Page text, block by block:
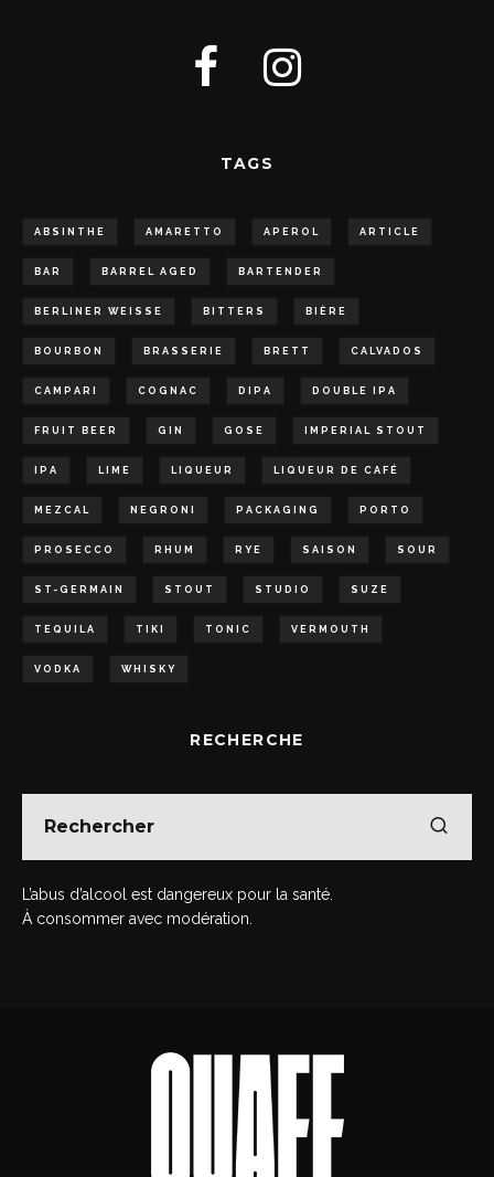
TAGS
ABSINTHE AMARETTO APEROL ARTICLE
BAR BARREL AGED BARTENDER
BERLINER WEISSE BITTERS BIÈRE
BOURBON BRASSERIE BRETT CALVADOS
CAMPARI COGNAC DIPA DOUBLE IPA
FRUIT BEER GIN GOSE IMPERIAL STOUT
IPA LIME LIQUEUR LIQUEUR DE CAFÉ
MEZCAL NEGRONI PACKAGING PORTO
PROSECCO RHUM RYE SAISON SOUR
ST-GERMAIN STOUT STUDIO SUZE
TEQUILA TIKI TONIC VERMOUTH
VODKA WHISKY
RECHERCHE
L’abus d’alcool est dangereux pour la santé.
À consommer avec modération.